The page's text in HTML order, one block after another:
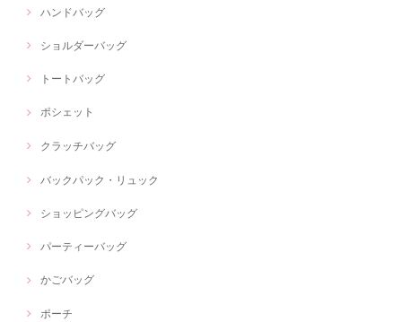
ハンドバッグ
ショルダーバッグ
トートバッグ
ポシェット
クラッチバッグ
バックパック・リュック
ショッピングバッグ
パーティーバッグ
かごバッグ
ポーチ